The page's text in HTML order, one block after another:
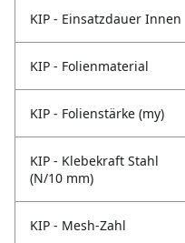
KIP - Einsatzdauer Innen
KIP - Folienmaterial
KIP - Folienstärke (my)
KIP - Klebekraft Stahl
(N/10 mm)
KIP - Mesh-Zahl